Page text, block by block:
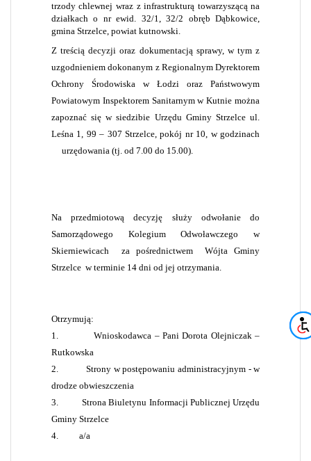
trzody chlewnej wraz z infrastrukturą towarzyszącą na
działkach o nr ewid. 32/1, 32/2 obręb Dąbkowice,
gmina Strzelce, powiat kutnowski.
Z treścią decyzji oraz dokumentacją sprawy, w tym z
uzgodnieniem dokonanym z Regionalnym Dyrektorem
Ochrony Środowiska w Łodzi oraz Państwowym
Powiatowym Inspektorem Sanitarnym w Kutnie można
zapoznać się w siedzibie Urzędu Gminy Strzelce ul.
Leśna 1, 99 – 307 Strzelce pokój nr 10, w godzinach
urzędowania (tj. od 7.00 do 15.00).
Na przedmiotową decyzję służy odwołanie do
Samorządowego Kolegium Odwoławczego w
Skierniewicach
za pośrednictwem
Wójta Gminy
Strzelce w terminie 14 dni od jej otrzymania.
Otrzymują:
1.
Wnioskodawca – Pani Dorota Olejniczak –
Rutkowska
2.
Strony w postępowaniu administracyjnym - w
drodze obwieszczenia
3.
Strona Biuletynu Informacji Publicznej Urzędu
Gminy Strzelce
4.
a/a